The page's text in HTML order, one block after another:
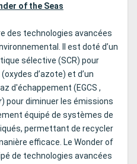
of the Seas
des technologies avancées
Il est doté d’un
sélective (SCR) pour
d’azote) et d’un
d'échappement (EGCS ,
) pour diminuer les émissions
équipé de systèmes de
permettant de recycler
efficace. Le Wonder of
de technologies avancées